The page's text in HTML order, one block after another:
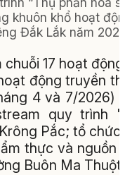
khuôn khổ hoạt
Đắk Lắk năm
17 hoạt
động truyền
4 và 7/2026)
quy trình
Pắc; tổ chức
thực và nguồn
Buôn Ma Thuột.